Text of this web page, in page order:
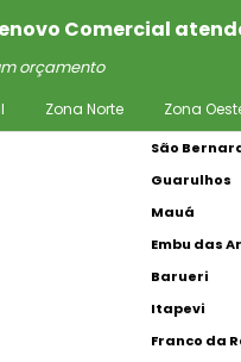
Comercial
orçamento
Zona Norte Zona
São
Guarulhos
Mauá
Embu das
Barueri
Itapevi
Franco da